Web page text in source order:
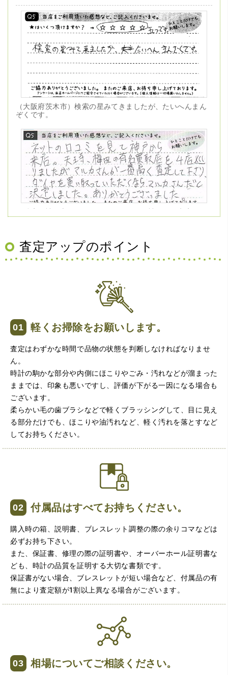
（大阪府茨木市）検索の星みてきましたが、たいへんまん
ぞくです。
（兵庫県神戸市）ネットの口コミを見て神戸から来店。天
王寺、梅田の有名買取店を4店巡りましたがマルカさんが一
（大阪府大阪市）問い合わせから非常に分かり易く、安心
して利用できた。また、思ったよりも高額だったので助か
りました。
ドバイスや買取りを暖かい人柄で行ってくれます。 親切に
なって頂いてありがとうございます! お店の雰囲気もやらし
さがなく、とても入ってゆっくりできる落ちついた敷居の
高いお店です。また鑑定士さんに会いたいです。
（大阪府大阪市）きれいにして頂いたうえで質入れ金額を
査定アップのポイント
軽くお掃除をお願いします。
査定はわずかな時間で品物の状態を判断しなければなりませ
ん。
時計の駒かな部分や内側にほこりやごみ・汚れなどが溜まった
ままでは、印象も悪いですし、評価が下がる一因になる場合も
ございます。
柔らかい毛の歯ブラシなどで軽くブラッシングして、目に見え
る部分だけでも、ほこりや油汚れなど、軽く汚れを落とすなど
してお持ちください。
付属品はすべてお持ちください。
購入時の箱、説明書、ブレスレット調整の際の余りコマなどは
必ずお持ち下さい。
また、保証書、修理の際の証明書や、オーバーホール証明書な
ども、時計の品質を証明する大切な書類です。
保証書がない場合、ブレスレットが短い場合など、付属品の有
無により査定額が1割以上異なる場合がございます。
相場についてご相談ください。